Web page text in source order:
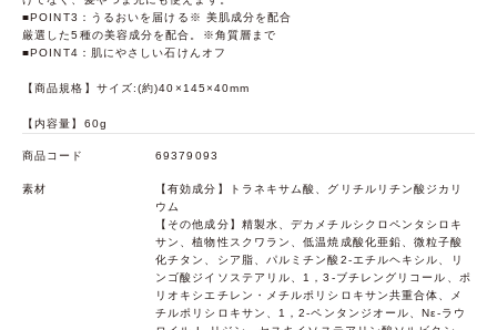
■POINT3：うるおいを届ける※ 美肌成分を配合
厳選した5種の美容成分を配合。※角質層まで
■POINT4：肌にやさしい石けんオフ
【商品規格】サイズ:(約)40×145×40mm
【内容量】60g
商品コード 69379093
素材
【有効成分】トラネキサム酸、グリチルリチン酸ジカリ
ウム
【その他成分】精製水、デカメチルシクロペンタシロキ
サン、植物性スクワラン、低温焼成酸化亜鉛、微粒子酸
化チタン、シア脂、パルミチン酸2-エチルヘキシル、リ
ンゴ酸ジイソステアリル、1，3-ブチレングリコール、ポ
リオキシエチレン・メチルポリシロキサン共重合体、メ
チルポリシロキサン、1，2-ペンタンジオール、Nε-ラウ